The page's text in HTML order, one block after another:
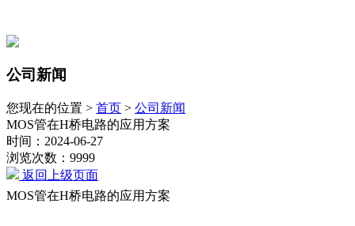
公司新闻
您现在的位置 > 首页 > 公司新闻
MOS管在H桥电路的应用方案
时间：2024-06-27
浏览次数：9999
返回上级页面
MOS管在H桥电路的应用方案